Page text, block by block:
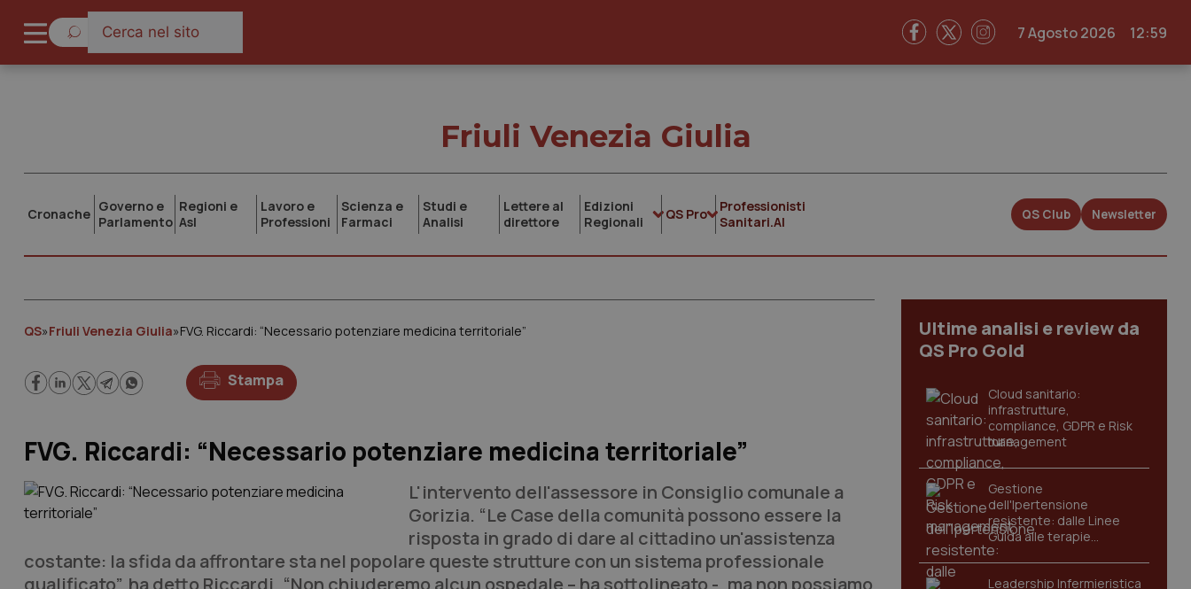
7 Agosto 2026 12:59
Friuli Venezia Giulia
Cronache Governo e
Parlamento
Regioni e
Asl
Lavoro e
Professioni
Scienza e
Farmaci
Studi e
Analisi
Lettere al
direttore
Edizioni
Regionali
QS Pro
Professionisti
Sanitari.AI
QS Club Newsletter
QS»Friuli Venezia Giulia»FVG. Riccardi: “Necessario potenziare medicina territoriale”
Stampa
FVG. Riccardi: “Necessario potenziare medicina territoriale”
L'intervento dell'assessore in Consiglio comunale a
Gorizia. “Le Case della comunità possono essere la
risposta in grado di dare al cittadino un'assistenza
costante: la sfida da affrontare sta nel popolare queste strutture con un sistema professionale
qualificato”, ha detto Riccardi. “Non chiuderemo alcun ospedale – ha sottolineato -, ma non possiamo
Ultime analisi e review da
QS Pro Gold
Cloud sanitario:
infrastrutture,
compliance, GDPR e Risk
management
Gestione
dell'Ipertensione
resistente: dalle Linee
Guida alle terapie
innovative
Leadership Infermieristica